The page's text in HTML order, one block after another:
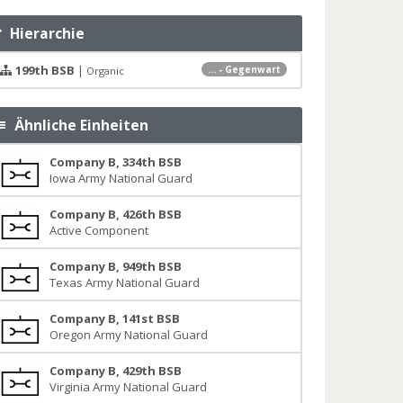
Hierarchie
... - Gegenwart
199th BSB | Organic
Ähnliche Einheiten
Company B, 334th BSB
Iowa Army National Guard
Company B, 426th BSB
Active Component
Company B, 949th BSB
Texas Army National Guard
Company B, 141st BSB
Oregon Army National Guard
Company B, 429th BSB
Virginia Army National Guard